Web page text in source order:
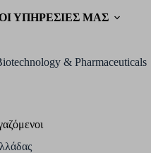
ΥΠΗΡΕΣΙΕΣ ΜΑΣ
& Pharmaceuticals